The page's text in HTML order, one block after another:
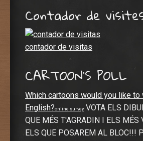
Contador de
contador de visitas
CARTOON’S POLL
Which cartoons would you like to
English?online survey VOTA ELS
QUE MÉS T'AGRADIN I ELS MÉS
ELS QUE POSAREM AL BLOC!!!